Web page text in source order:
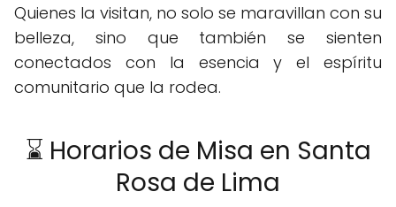
Quienes la visitan, no solo se maravillan con su
belleza, sino que también se sienten
conectados con la esencia y el espíritu
comunitario que la rodea.
⌛ Horarios de Misa en Santa
Rosa de Lima